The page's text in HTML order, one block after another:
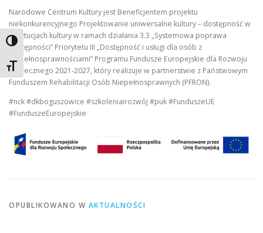
Toggle High Contrast
Toggle Font size
Narodowe Centrum Kultury jest Beneficjentem projektu
niekonkurencyjnego Projektowanie uniwersalne kultury – dostępność w
instytucjach kultury w ramach działania 3.3 „Systemowa poprawa
dostępności” Priorytetu III „Dostępność i usługi dla osób z
niepełnosprawnościami” Programu Fundusze Europejskie dla Rozwoju
Społecznego 2021-2027, który realizuje w partnerstwie z Państwowym
Funduszem Rehabilitacji Osób Niepełnosprawnych (PFRON).
#nck #dkboguszowice #szkoleniairozwój #puk #FunduszeUE
#FunduszeEuropejskie
OPUBLIKOWANO W AKTUALNOŚCI